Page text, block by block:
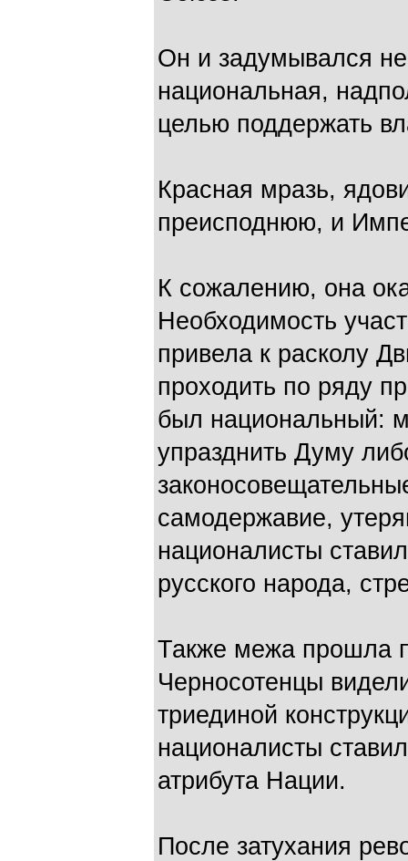
Он и задумывался не
национальная,
целью поддержать
Красная мразь,
преисподнюю, и
К сожалению, она
Необходимость
привела к расколу
проходить по ряду
был национальный:
упразднить Думу
самодержавие,
националисты
русского народа,
Также межа прошла
Черносотенцы
триединой
националисты
атрибута Нации.
После затухания